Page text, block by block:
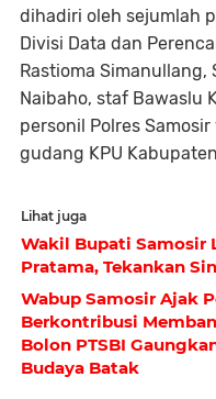
dihadiri oleh sejumlah
Divisi Data dan
Rastioma Simanullang,
Naibaho, staf Bawaslu
personil Polres
gudang KPU
Lihat juga
Wakil Bupati Samosir
Pratama, Tekankan
Wabup Samosir Ajak
Berkontribusi
Bolon PTSBI
Budaya Batak